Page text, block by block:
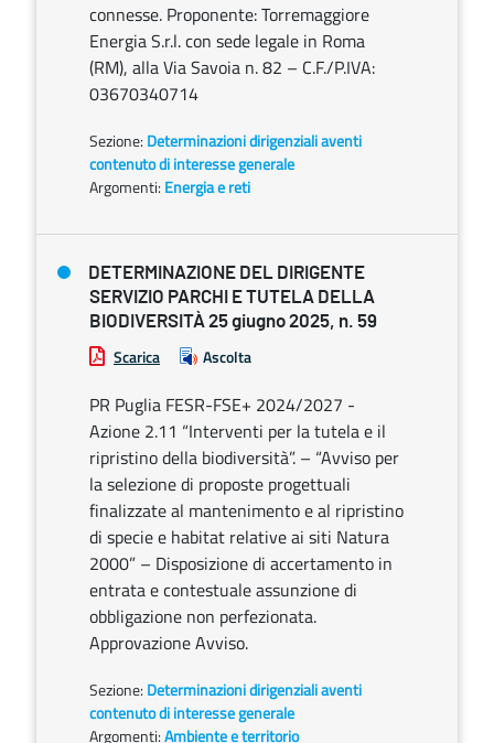
connesse. Proponente: Torremaggiore
Energia S.r.l. con sede legale in Roma
(RM), alla Via Savoia n. 82 – C.F./P.IVA:
03670340714
Sezione: Determinazioni dirigenziali aventi
contenuto di interesse generale
Argomenti: Energia e reti
DETERMINAZIONE DEL DIRIGENTE
SERVIZIO PARCHI E TUTELA DELLA
BIODIVERSITÀ 25 giugno 2025, n. 59
Scarica Ascolta
PR Puglia FESR-FSE+ 2024/2027 -
Azione 2.11 “Interventi per la tutela e il
ripristino della biodiversità”. – “Avviso per
la selezione di proposte progettuali
finalizzate al mantenimento e al ripristino
di specie e habitat relative ai siti Natura
2000” – Disposizione di accertamento in
entrata e contestuale assunzione di
obbligazione non perfezionata.
Approvazione Avviso.
Sezione: Determinazioni dirigenziali aventi
contenuto di interesse generale
Argomenti:Ambiente e territorio